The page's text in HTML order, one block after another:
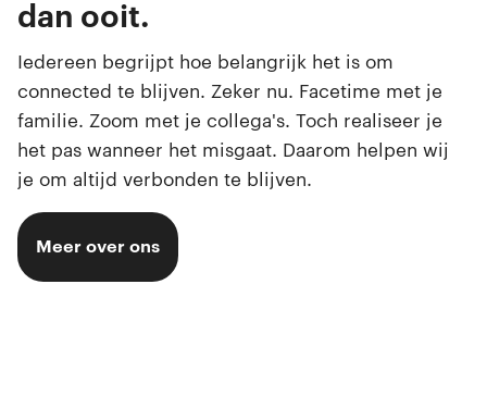
Swipen.
Selfies maken.
dan ooit.
Iedereen begrijpt hoe belangrijk het is om
connected te blijven. Zeker nu. Facetime met je
familie. Zoom met je collega's. Toch realiseer je
het pas wanneer het misgaat. Daarom helpen wij
je om altijd verbonden te blijven.
Meer over ons